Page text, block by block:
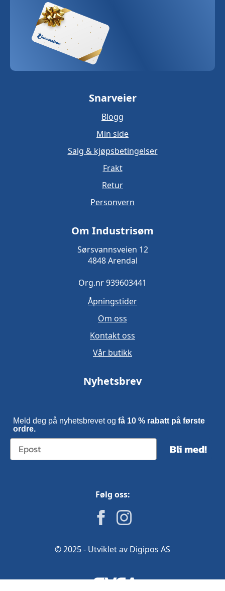
Snarveier
Blogg
Min side
Salg & kjøpsbetingelser
Frakt
Retur
Personvern
Om Industrisøm
Sørsvannsveien 12
4848 Arendal
Org.nr 939603441
Åpningstider
Om oss
Kontakt oss
Vår butikk
Nyhetsbrev
Meld deg på nyhetsbrevet og få 10 % rabatt på første
ordre.
Bli med!
Følg oss:
© 2025 - Utviklet av Digipos AS